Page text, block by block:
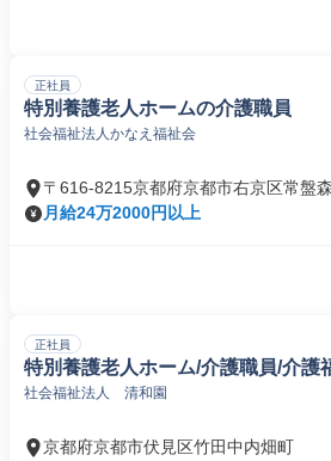
正社員
特別養護老人ホームの介護職員
社会福祉法人かなえ福祉会
〒616-8215京都府京都市右京区常盤
月給24万2000円以上
正社員
特別養護老人ホーム/介護職員/介護
社会福祉法人 清和園
京都府京都市伏見区竹田中内畑町